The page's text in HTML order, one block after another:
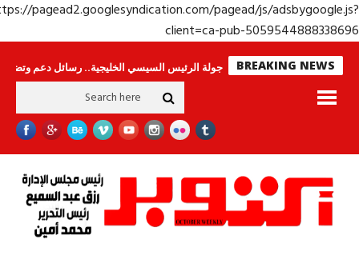
https://pagead2.googlesyndication.com/pagead/js/
client=ca-pub-
BREAKING NEWS
لا ينامون جولة الرئيس السيسي الخليجية.. رسائل دعم وتضامن للأشقاء